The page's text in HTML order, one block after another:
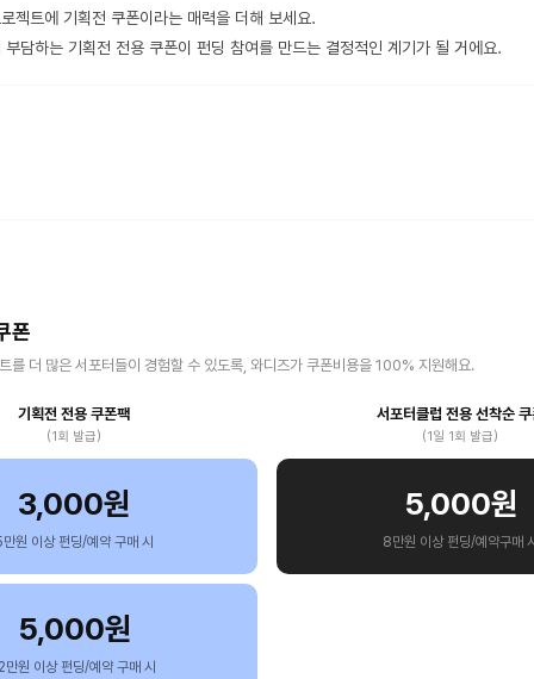
젝트에 기획전 쿠폰이라는 매력을 더해 보세요.
부담하는 기획전 전용 쿠폰이 펀딩 참여를 만드는 결정적인 계기가 될 거에요.
폰
를 더 많은 서포터들이 경험할 수 있도록, 와디즈가 쿠폰비용을 100% 지원해요.
기획전 전용 쿠폰팩
(1회 발급)
3,000원
원 이상 펀딩/예약 구매 시
5,000원
만원 이상 펀딩/예약 구매 시
서포터클럽 전용 선착순 쿠
(1일 1회 발급)
5,000원
8만원 이상 펀딩/예약구매